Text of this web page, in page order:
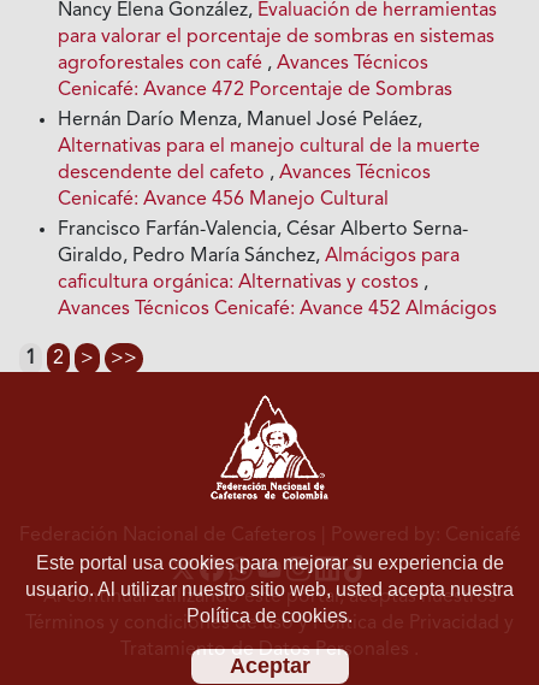
Nancy Elena González, Evaluación de herramientas
para valorar el porcentaje de sombras en sistemas
agroforestales con café ,Avances Técnicos
Cenicafé: Avance 472 Porcentaje de Sombras
Hernán Darío Menza, Manuel José Peláez,
Alternativas para el manejo cultural de la muerte
descendente del cafeto ,Avances Técnicos
Cenicafé: Avance 456 Manejo Cultural
Francisco Farfán-Valencia, César Alberto Serna-
Giraldo, Pedro María Sánchez,Almácigos para
caficultura orgánica: Alternativas y costos ,
Avances Técnicos Cenicafé: Avance 452 Almácigos
1 2 > >>
Este portal usa cookies para mejorar su experiencia de
usuario. Al utilizar nuestro sitio web, usted acepta nuestra
Política de cookies.
Aceptar
Federación Nacional de Cafeteros | Powered by: Cenicafé
Al continuar utilizando este portal, aceptas nuestros
Términos y condiciones de usoyPolítica de Privacidad y
Tratamiento de Datos Personales